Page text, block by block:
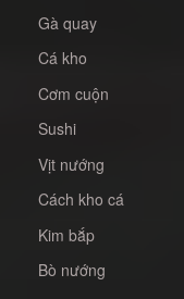
Gà quay
Cá kho
Cơm cuộn
Sushi
Vịt nướng
Cách kho cá
Kim bắp
Bò nướng